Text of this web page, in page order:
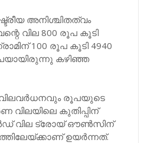
അനിശ്ചിതത്വം
വില 800 രൂപ കൂടി
100 രൂപ കൂടി 4940
കഴിഞ്ഞ
രൂപയുടെ
വിലയിലെ കുതിപ്പിന്
വില ട്രോയ് ഔണ്‍സിന്
ഉയര്‍ന്നത്.